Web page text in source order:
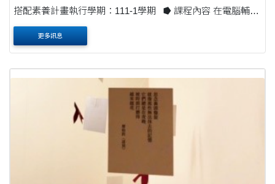
搭配素養計畫執行學期：111-1學期 ⭓ 課程內容 在電腦輔助
製造的課程單元中，融入多種新常態/永續發展議題，以培養
學生對可持續....
更多訊息